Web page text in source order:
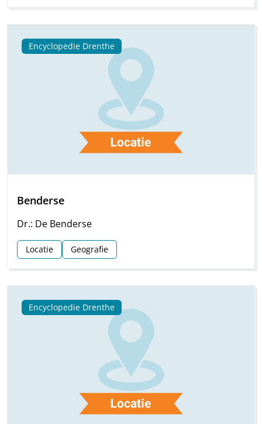
Encyclopedie Drenthe
Benderse
Dr.: De Benderse
Locatie Geografie
Encyclopedie Drenthe